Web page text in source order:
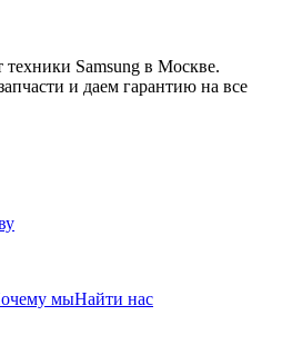
Samsung в Москве.
и даем гарантию на все
мыНайти нас